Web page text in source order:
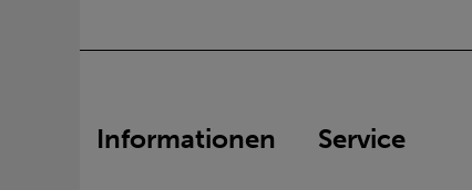
Informationen Service